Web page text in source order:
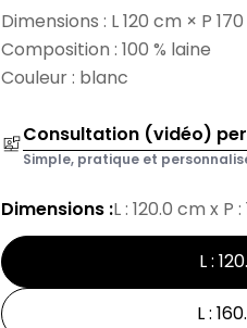
Dimensions : L 120 cm × P
Composition : 100 % laine
Couleur : blanc
Consultation (vidéo)
Simple, pratique et
Dimensions :L : 120.0 cm x P
L :
L :